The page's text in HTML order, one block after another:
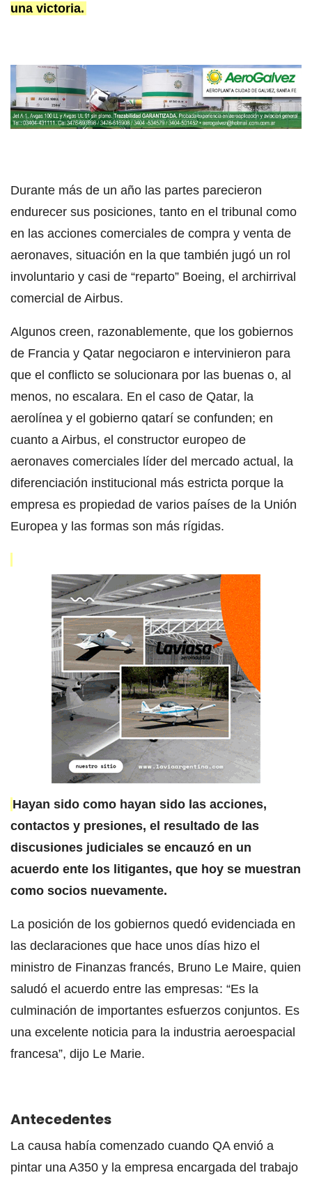
una victoria.
Durante más de un año las partes parecieron
endurecer sus posiciones, tanto en el tribunal como
en las acciones comerciales de compra y venta de
aeronaves, situación en la que también jugó un rol
involuntario y casi de “reparto” Boeing, el archirrival
comercial de Airbus.
Algunos creen, razonablemente, que los gobiernos
de Francia y Qatar negociaron e intervinieron para
que el conflicto se solucionara por las buenas o, al
menos, no escalara. En el caso de Qatar, la
aerolínea y el gobierno qatarí se confunden; en
cuanto a Airbus, el constructor europeo de
aeronaves comerciales líder del mercado actual, la
diferenciación institucional más estricta porque la
empresa es propiedad de varios países de la Unión
Europea y las formas son más rígidas.
Hayan sido como hayan sido las acciones,
contactos y presiones, el resultado de las
discusiones judiciales se encauzó en un
acuerdo ente los litigantes, que hoy se muestran
como socios nuevamente.
La posición de los gobiernos quedó evidenciada en
las declaraciones que hace unos días hizo el
ministro de Finanzas francés, Bruno Le Maire, quien
saludó el acuerdo entre las empresas: “Es la
culminación de importantes esfuerzos conjuntos. Es
una excelente noticia para la industria aeroespacial
francesa”, dijo Le Marie.
Antecedentes
La causa había comenzado cuando QA envió a
pintar una A350 y la empresa encargada del trabajo